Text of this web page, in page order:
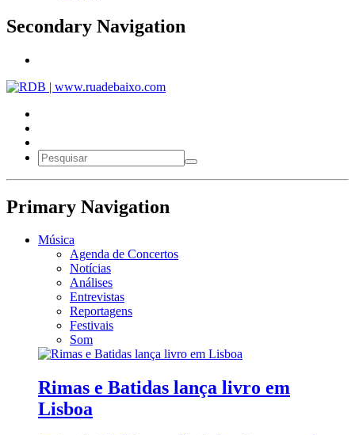
Secondary Navigation
Primary Navigation
Música
Agenda de Concertos
Notícias
Análises
Entrevistas
Reportagens
Festivais
Som
Rimas e Batidas lança livro em
Lisboa